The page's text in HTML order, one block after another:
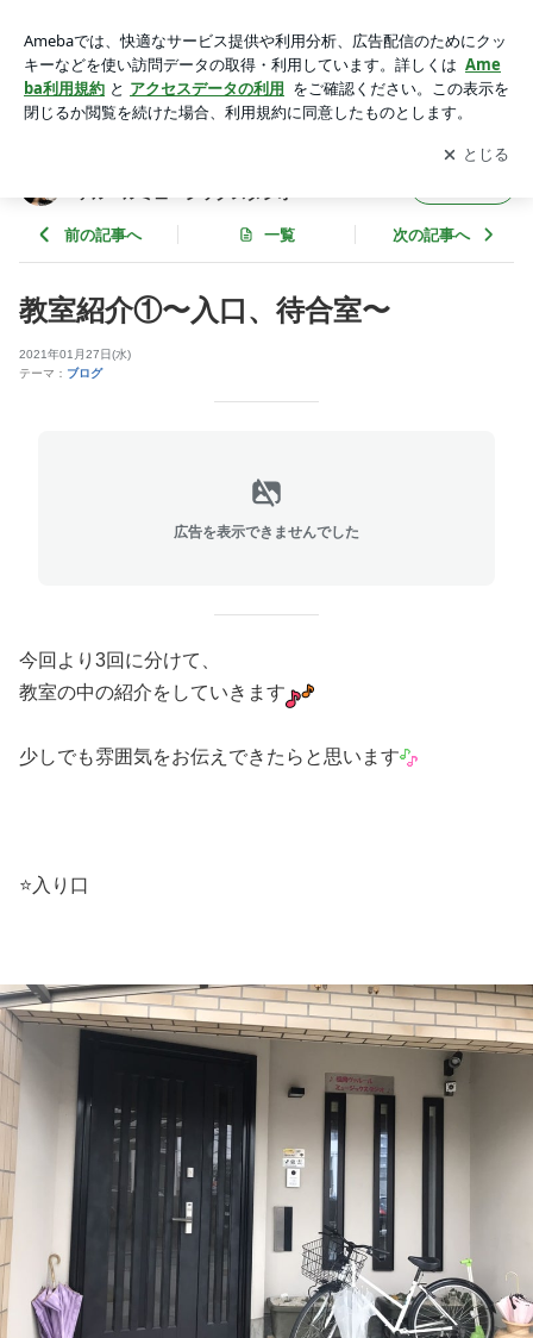
教室 福岡ヴァルールミュージックスタジオ
アプリをダウンロードして ブログの更新通知
を受け取りまし
ょう。
開く
ァルールミュージックスタジオ
前の記事へ 一覧 次の記事へ
教室紹介①〜入口、待合室〜
2021年01月27日(水)
テーマ： ブログ
広告を表示できませんでした
今回より3回に分けて、
教室の中の紹介をしていきます
少しでも雰囲気をお伝えできたらと思います
⭐️ 入り口